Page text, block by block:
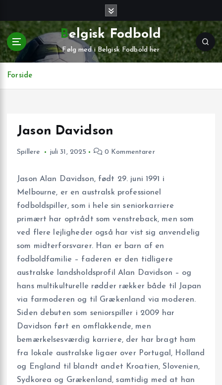
t
i
i
Belgisk Fodbold
Følg med i Belgisk Fodbold her
Forside
Jason Davidson
Spillere juli 31, 2025 0 Kommentarer
Jason Alan Davidson, født 29. juni 1991 i
Melbourne, er en australsk professionel
fodboldspiller, som i hele sin seniorkarriere
primært har optrådt som venstreback, men som
ved flere lejligheder også har vist sig anvendelig
som midterforsvarer. Han er barn af en
fodboldfamilie – faderen er den tidligere
australske landsholdsprofil Alan Davidson – og
hans multikulturelle rødder rækker både til Japan
via farmoderen og til Grækenland via moderen.
Siden debuten som seniorspiller i 2009 har
Davidson ført en omflakkende, men
bemærkelsesværdig karriere, der har bragt ham
fra lokale australske ligaer over Portugal, Holland
og England til blandt andet Kroatien, Slovenien,
Sydkorea og Grækenland, samtidig med at han